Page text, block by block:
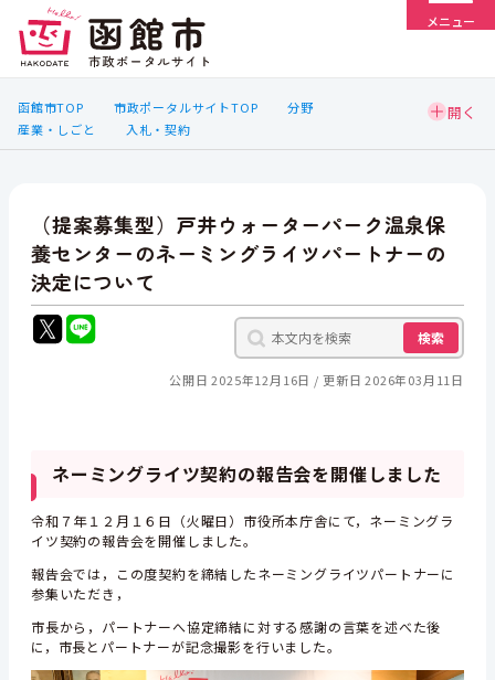
メニュー
函館市TOP 市政ポータルサイトTOP
分野
産業・しごと
入札・契約
（提案募集型）戸井ウォーターパーク温泉保
養センターのネーミングライツパートナーの
決定について
検索
公開日 2025年12月16日 更新日 2026年03月11日
ネーミングライツ契約の報告会を開催しました
令和７年１２月１６日（火曜日）市役所本庁舎にて，ネーミングラ
イツ契約の報告会を開催しました。
報告会では，この度契約を締結したネーミングライツパートナーに
参集いただき，
市長から，パートナーへ協定締結に対する感謝の言葉を述べた後
に，市長とパートナーが記念撮影を行いました。